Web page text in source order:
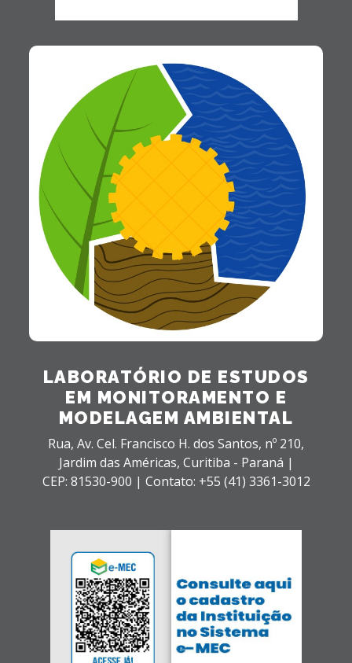
LABORATÓRIO DE ESTUDOS
EM MONITORAMENTO E
MODELAGEM AMBIENTAL
Rua, Av. Cel. Francisco H. dos Santos, nº 210,
Jardim das Américas, Curitiba - Paraná |
CEP: 81530-900 | Contato: +55 (41) 3361-3012